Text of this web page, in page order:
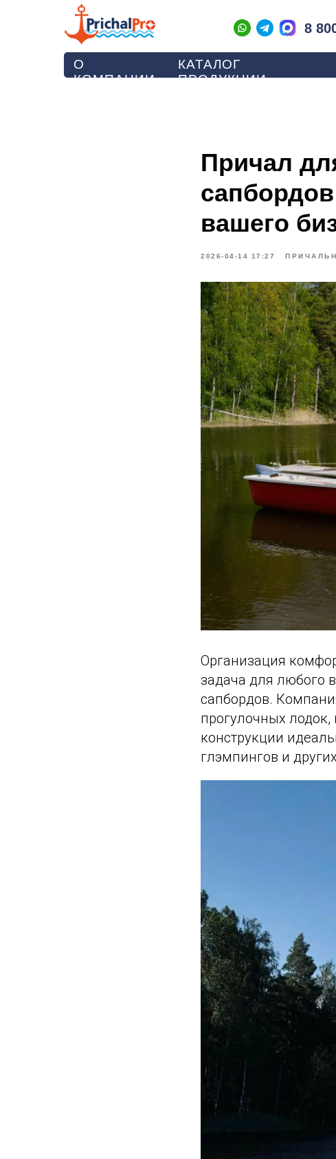
О
КОМПАНИИ
КАТАЛОГ
ПРОДУКЦИИ
8
Причал
вашего
2026-04-14 17:27
Организация
задача для любого
сапбордов.
прогулочных
конструкции
глэмпингов и